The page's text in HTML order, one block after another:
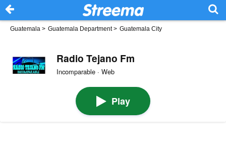
Guatemala > Guatemala Department> Guatemala City
Radio Tejano Fm
Incomparable · Web
Play